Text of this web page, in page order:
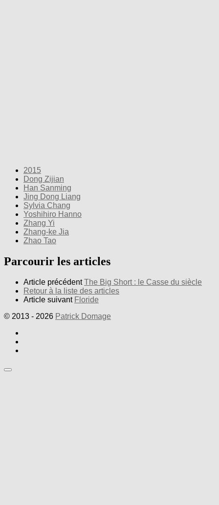
2015
Dong Zijian
Han Sanming
Jing Dong Liang
Sylvia Chang
Yoshihiro Hanno
Zhang Yi
Zhang-ke Jia
Zhao Tao
Parcourir les articles
Article précédent The Big Short : le Casse du siècle
Retour à la liste des articles
Article suivant Floride
© 2013 - 2026 Patrick Domage